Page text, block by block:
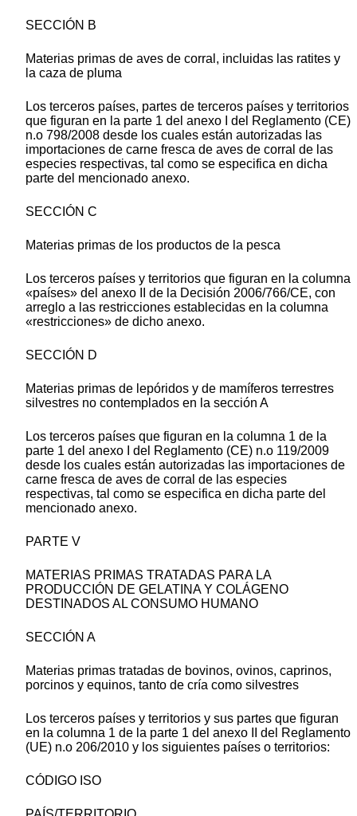
SECCIÓN B
Materias primas de aves de corral, incluidas las ratites y
la caza de pluma
Los terceros países, partes de terceros países y territorios
que figuran en la parte 1 del anexo I del Reglamento (CE)
n.o 798/2008 desde los cuales están autorizadas las
importaciones de carne fresca de aves de corral de las
especies respectivas, tal como se especifica en dicha
parte del mencionado anexo.
SECCIÓN C
Materias primas de los productos de la pesca
Los terceros países y territorios que figuran en la columna
«países» del anexo II de la Decisión 2006/766/CE, con
arreglo a las restricciones establecidas en la columna
«restricciones» de dicho anexo.
SECCIÓN D
Materias primas de lepóridos y de mamíferos terrestres
silvestres no contemplados en la sección A
Los terceros países que figuran en la columna 1 de la
parte 1 del anexo I del Reglamento (CE) n.o 119/2009
desde los cuales están autorizadas las importaciones de
carne fresca de aves de corral de las especies
respectivas, tal como se especifica en dicha parte del
mencionado anexo.
PARTE V
MATERIAS PRIMAS TRATADAS PARA LA
PRODUCCIÓN DE GELATINA Y COLÁGENO
DESTINADOS AL CONSUMO HUMANO
SECCIÓN A
Materias primas tratadas de bovinos, ovinos, caprinos,
porcinos y equinos, tanto de cría como silvestres
Los terceros países y territorios y sus partes que figuran
en la columna 1 de la parte 1 del anexo II del Reglamento
(UE) n.o 206/2010 y los siguientes países o territorios:
CÓDIGO ISO